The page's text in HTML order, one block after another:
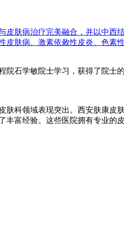
肤病治疗完美融合，并以中
肤病、激素依敕性皮炎、色
院石学敏院士学习，获得了院士
肤科领域表现突出。西安肤康
丰富经验。这些医院拥有专业的